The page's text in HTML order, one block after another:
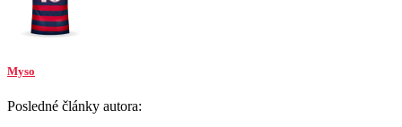
Myso
Posledné články autora: